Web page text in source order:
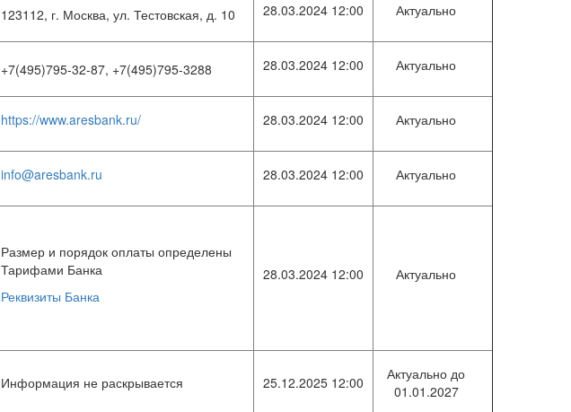
123112, г. Москва, ул. Тестовская, д. 10 28.03.2024 12:00 Актуально
+7(495)795-32-87, +7(495)795-3288 28.03.2024 12:00 Актуально
https://www.aresbank.ru/ 28.03.2024 12:00 Актуально
info@aresbank.ru 28.03.2024 12:00 Актуально
Размер и порядок оплаты определены
Тарифами Банка
Реквизиты Банка
28.03.2024 12:00 Актуально
Информация не раскрывается 25.12.2025 12:00
Актуально до
01.01.2027